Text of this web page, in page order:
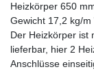
Heizkörper 650
Gewicht 17,2 kg/
Der Heizkörper ist
lieferbar, hier 2
Anschlüsse